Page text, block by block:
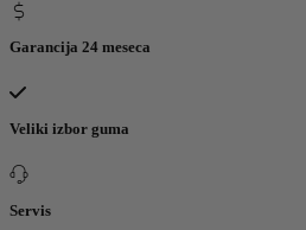
Garancija 24 meseca
Veliki izbor guma
Servis